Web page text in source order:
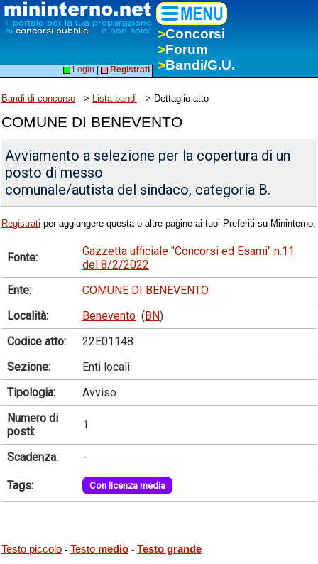
>Concorsi
>Forum
>Bandi/G.U.
Login Registrati
Bandi di concorso --> Lista bandi --> Dettaglio atto
COMUNE DI BENEVENTO
Avviamento a selezione per la copertura di un
posto di messo
comunale/autista del sindaco, categoria B.
Registrati per aggiungere questa o altre pagine ai tuoi Preferiti su Mininterno.
Fonte:
Gazzetta ufficiale "Concorsi ed Esami" n.11
del 8/2/2022
Ente:
COMUNE DI BENEVENTO
Località:
Benevento (BN)
Codice atto:
22E01148
Sezione:
Enti locali
Tipologia:
Avviso
Numero di
posti:
1
Scadenza: -
Tags: Con licenza media
Testo piccolo - Testo medio - Testo grande